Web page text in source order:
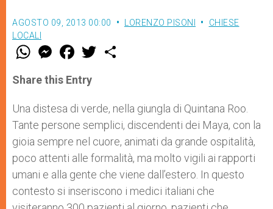
AGOSTO 09, 2013 00:00 LORENZO PISONI
CHIESE
LOCALI
W
t
s
p
p
M
e
s
e
g
e
r
F
a
e
b
o
k
w
r
Share this Entry
Una distesa di verde, nella giungla di Quintana Roo.
Tante persone semplici, discendenti dei Maya, con la
gioia sempre nel cuore, animati da grande ospitalità,
poco attenti alle formalità, ma molto vigili ai rapporti
umani e alla gente che viene dall’estero. In questo
contesto si inseriscono i medici italiani che